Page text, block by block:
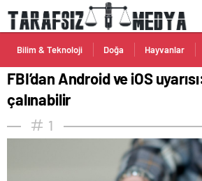
Bilim & Teknoloji Doğa Hayvanlar
FBI’dan Android ve iOS
çalınabilir
1